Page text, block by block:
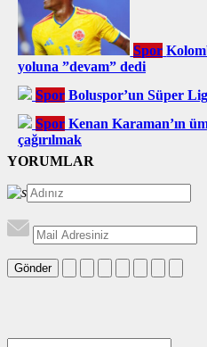
Spor
yoluna ”devam” dedi
Spor Boluspor’un Süper
Spor Kenan Karaman’ın
çağırılmak
YORUMLAR
Gönder